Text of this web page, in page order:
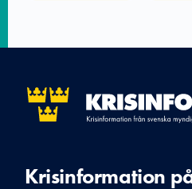
Krisinformation